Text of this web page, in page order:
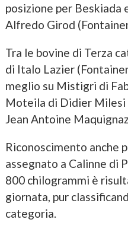
posizione per Beskiada
Alfredo Girod
Tra le bovine di Terza
di Italo Lazier
meglio su Mistigri di
Moteila di Didier Milesi
Jean Antoine
Riconoscimento anche
assegnato a Calinne di
800 chilogrammi è
giornata, pur
categoria.